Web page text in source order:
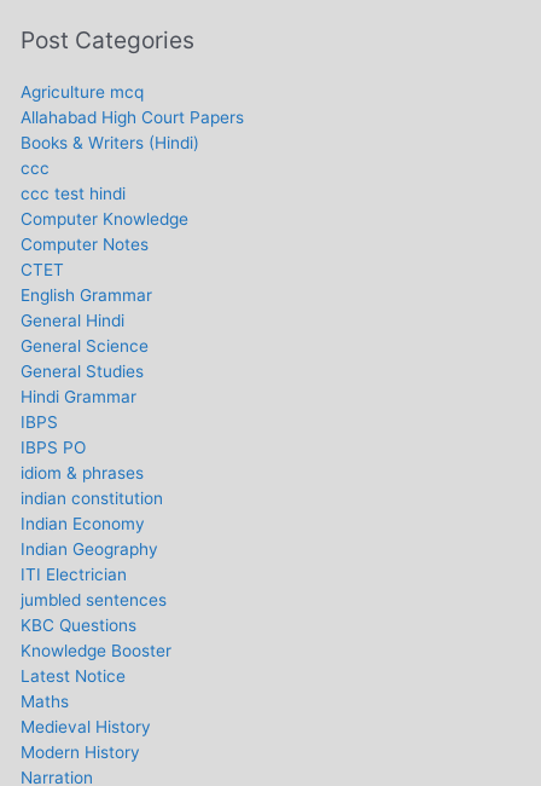
Post Categories
Agriculture mcq
Allahabad High Court Papers
Books & Writers (Hindi)
ccc
ccc test hindi
Computer Knowledge
Computer Notes
CTET
English Grammar
General Hindi
General Science
General Studies
Hindi Grammar
IBPS
IBPS PO
idiom & phrases
indian constitution
Indian Economy
Indian Geography
ITI Electrician
jumbled sentences
KBC Questions
Knowledge Booster
Latest Notice
Maths
Medieval History
Modern History
Narration